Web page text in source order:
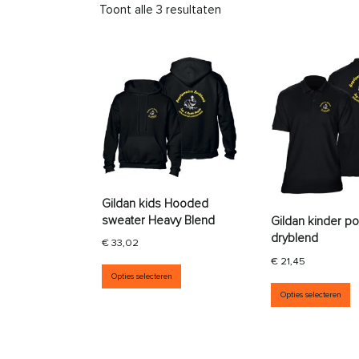
Toont alle 3 resultaten
Gildan kids Hooded
sweater Heavy Blend
€33,02
Opties selecteren
Dit product heeft meerdere
Gildan kinder
dryblend
€ 21,45
Opties selecteren